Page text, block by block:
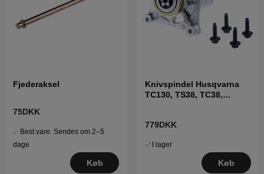
Fjederaksel
75DKK
Best.vare. Sendes om 2–5
dage
Køb
Knivspindel Husqvarna
TC130, TS38, TC38,
779DKK
I lager
Køb